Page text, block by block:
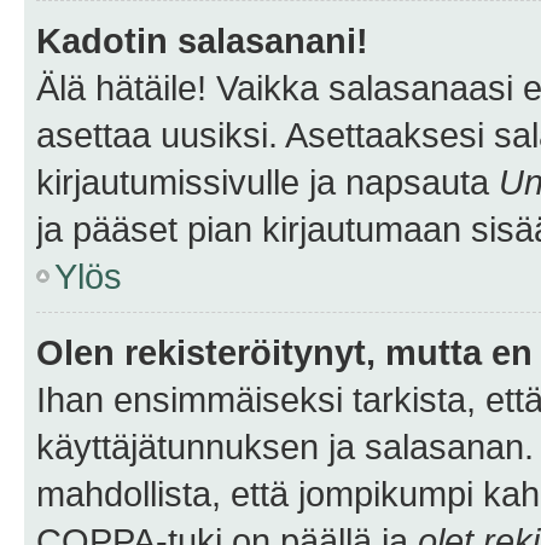
Kadotin salasanani!
Älä hätäile! Vaikka salasanaasi
asettaa uusiksi. Asettaaksesi
kirjautumissivulle ja napsauta
ja pääset pian kirjautumaan
Ylös
Olen rekisteröitynyt, mutta
Ihan ensimmäiseksi tarkista,
käyttäjätunnuksen ja
mahdollista, että jompikumpi